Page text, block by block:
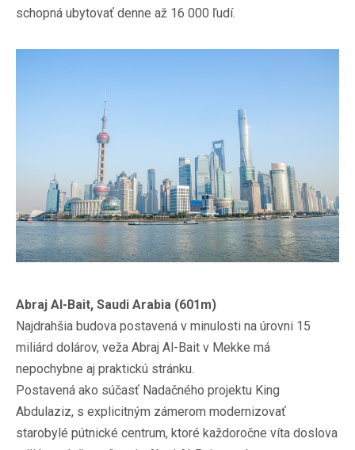
schopná ubytovať denne až 16 000 ľudí.
Abraj Al-Bait, Saudi Arabia (601m)
Najdrahšia budova postavená v minulosti na úrovni 15
miliárd dolárov, veža Abraj Al-Bait v Mekke má
nepochybne aj praktickú stránku.
Postavená ako súčasť Nadačného projektu King
Abdulaziz, s explicitným zámerom modernizovať
starobylé pútnické centrum, ktoré každoročne víta doslova